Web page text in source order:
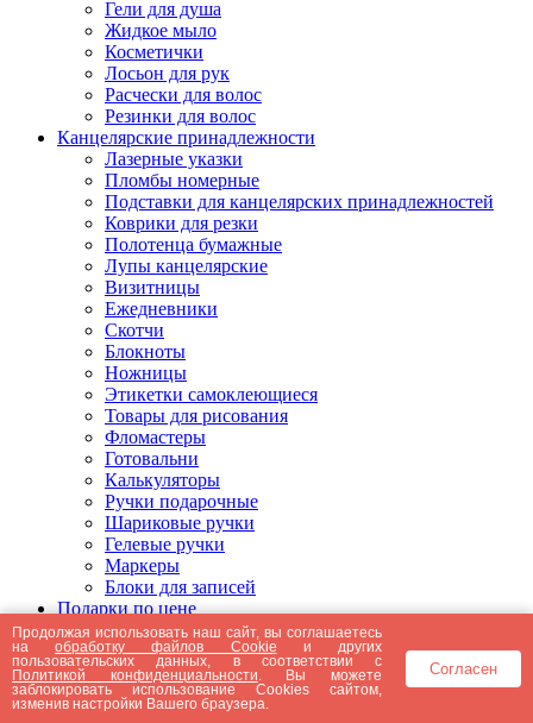
Гели для душа
Жидкое мыло
Косметички
Лосьон для рук
Расчески для волос
Резинки для волос
Канцелярские принадлежности
Лазерные указки
Пломбы номерные
Подставки для канцелярских принадлежностей
Коврики для резки
Полотенца бумажные
Лупы канцелярские
Визитницы
Ежедневники
Скотчи
Блокноты
Ножницы
Этикетки самоклеющиеся
Товары для рисования
Фломастеры
Готовальни
Калькуляторы
Ручки подарочные
Шариковые ручки
Гелевые ручки
Маркеры
Блоки для записей
Подарки по цене
Подарки от 5000 рублей
Подарки до 5000 рублей
Подарки до 3000 рублей
Подарки до 2000 рублей
Подарки до 1000 рублей
Продолжая использовать наш сайт, вы соглашаетесь
наобработку файлов Cookie и других
пользовательских данных, в соответствии с
Политикой конфиденциальности . Вы можете
заблокировать использование Cookies сайтом,
изменив настройки Вашего браузера.
Согласен